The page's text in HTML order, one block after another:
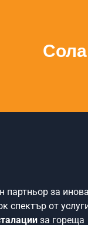
за
спектър от
за гореща